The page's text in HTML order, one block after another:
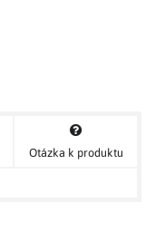
Otázka k produktu